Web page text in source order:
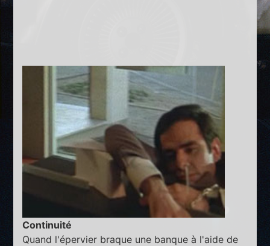
Continuité
Quand l'épervier braque une banque à l'aide de